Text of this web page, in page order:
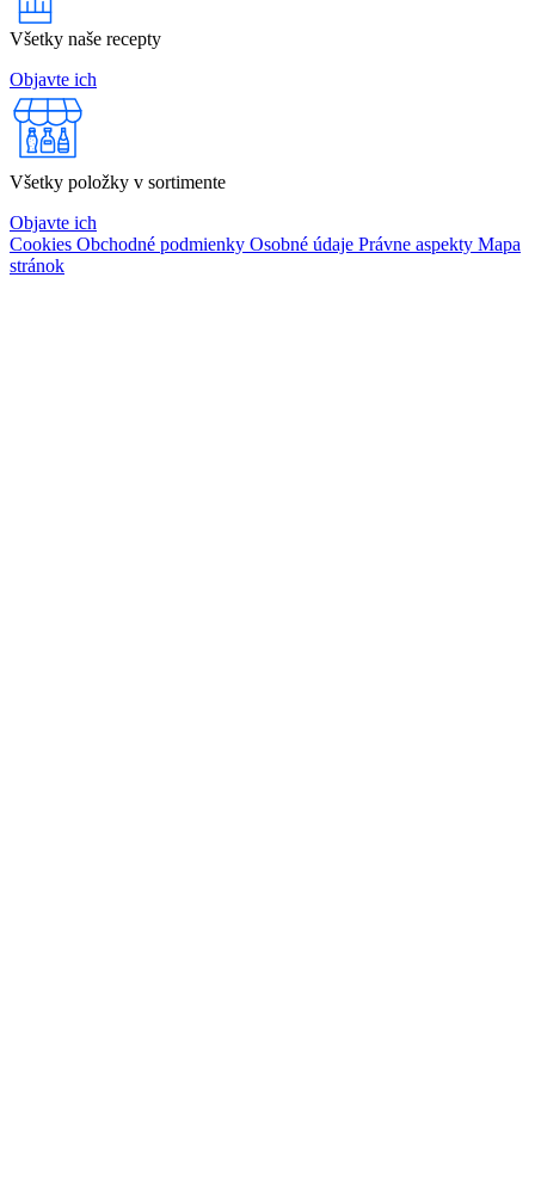
Všetky naše recepty
Objavte ich
Všetky položky v sortimente
Objavte ich
Cookies Obchodné podmienky Osobné údaje Právne aspekty Mapa
stránok